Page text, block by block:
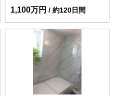
1,100万円 約120日間